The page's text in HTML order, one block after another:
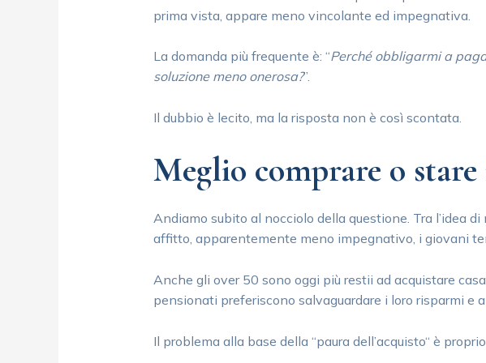
prima vista, appare meno vincolante ed impegnativa.
La domanda più frequente è: “Perché obbligarmi a
soluzione meno onerosa?”.
Il dubbio è lecito, ma la risposta non è così scontata.
Meglio comprare o
Andiamo subito al nocciolo della questione. Tra l’idea
affitto, apparentemente meno impegnativo, i giovani
Anche gli over 50 sono oggi più restii ad acquistare
pensionati preferiscono salvaguardare i loro risparmi e
Il problema alla base della “paura dell’acquisto“ è